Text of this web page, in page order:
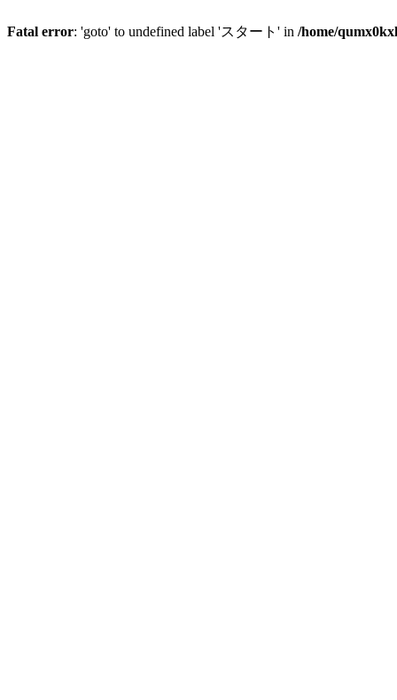
Fatal error: 'goto' to undefined label 'スタート' in /home/